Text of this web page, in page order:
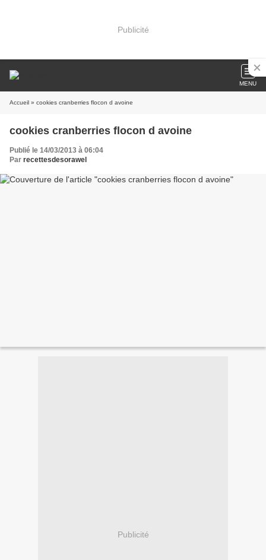
Publicité
MENU
Accueil » cookies cranberries flocon d avoine
cookies cranberries flocon d avoine
Publié le 14/03/2013 à 06:04
Par recettesdesorawel
Publicité